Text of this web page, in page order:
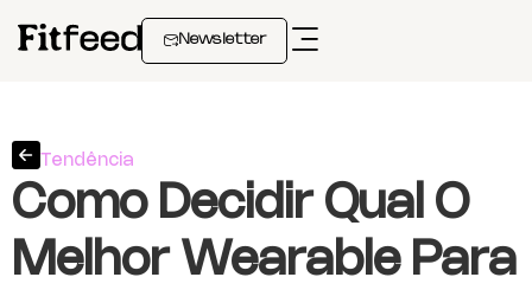
Newsletter
Tendência
Como Decidir Qual O
Melhor Wearable Para